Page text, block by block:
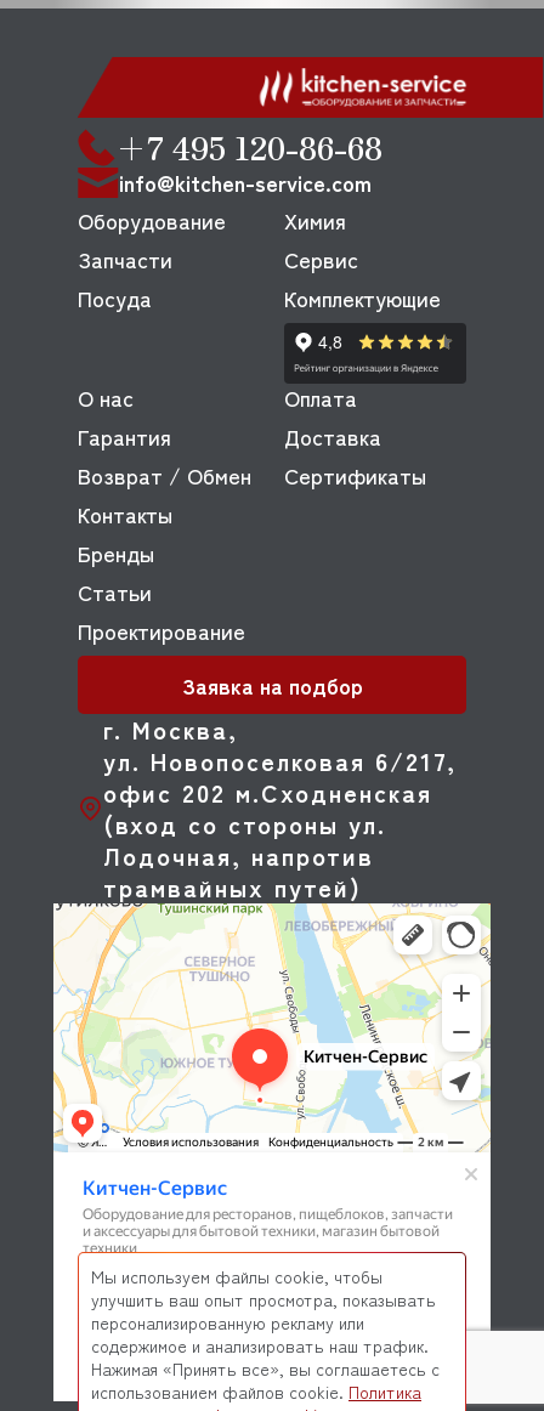
+7 495 120-86-68
info@kitchen-service.com
г. Москва,
ул. Новопоселковая 6/217,
офис 202 м.Сходненская
(вход со стороны ул.
Лодочная, напротив
трамвайных путей)
Оборудование
Запчасти
Посуда
Химия
Сервис
Комплектующие
О нас
Оплата
Гарантия
Доставка
Возврат / Обмен
Сертификаты
Контакты
Бренды
Статьи
Проектирование
Заявка на подбор
Мы используем файлы cookie, чтобы
улучшить ваш опыт просмотра, показывать
персонализированную рекламу или
содержимое и анализировать наш трафик.
Нажимая «Принять все», вы соглашаетесь с
использованием файлов cookie. Политика